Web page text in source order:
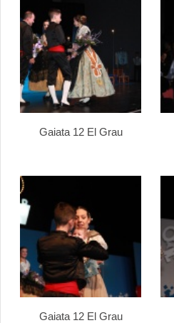
Gaiata 12 El Grau
Gaiata 12 El Grau